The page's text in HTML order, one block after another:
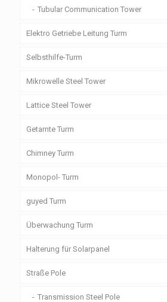
Tubular Communication Tower
Elektro Getriebe Leitung Turm
Selbsthilfe-Turm
Mikrowelle Steel Tower
Lattice Steel Tower
Getarnte Turm
Chimney Turm
Monopol- Turm
guyed Turm
Überwachung Turm
Halterung für Solarpanel
Straße Pole
Transmission Steel Pole